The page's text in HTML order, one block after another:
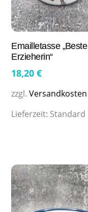
Emailletasse „Beste
Erzieherin“
18,20€
zzgl.Versandkosten
Lieferzeit: Standard